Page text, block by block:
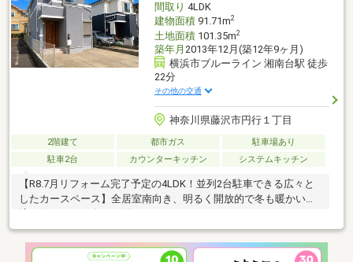
間取り 4LDK
建物面積91.71m2
土地面積101.35m2
築年月 2013年12月(築12年9ヶ月)
横浜市ブルーライン 湘南台駅 徒歩
22分
その他の交通
神奈川県藤沢市円行１丁目
2階建て 都市ガス
駐車場あり
駐車2台
カウンターキッチン システムキッチン
【R8.7月リフォーム完了予定の4LDK！並列2台駐車できる広々と
したカースペース】全居室南向き、明るく開放的で冬も暖かい快